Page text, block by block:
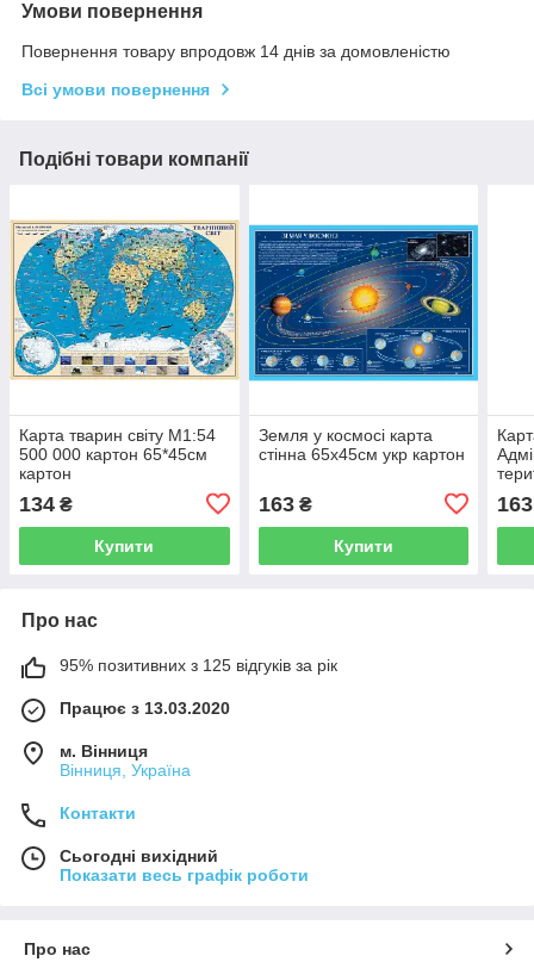
Умови повернення
Повернення товару впродовж 14 днів за домовленістю
Всі умови повернення
Подібні товари компанії
Карта тварин світу М1:54
500 000 картон 65*45см
картон
134 ₴
Купити
Земля у космосі карта
стінна 65х45см укр картон
163₴
Купити
163
Про нас
95% позитивних з 125 відгуків за рік
Працює з 13.03.2020
м. Вінниця
Вінниця, Україна
Контакти
Сьогодні вихідний
Показати весь графік роботи
Про нас